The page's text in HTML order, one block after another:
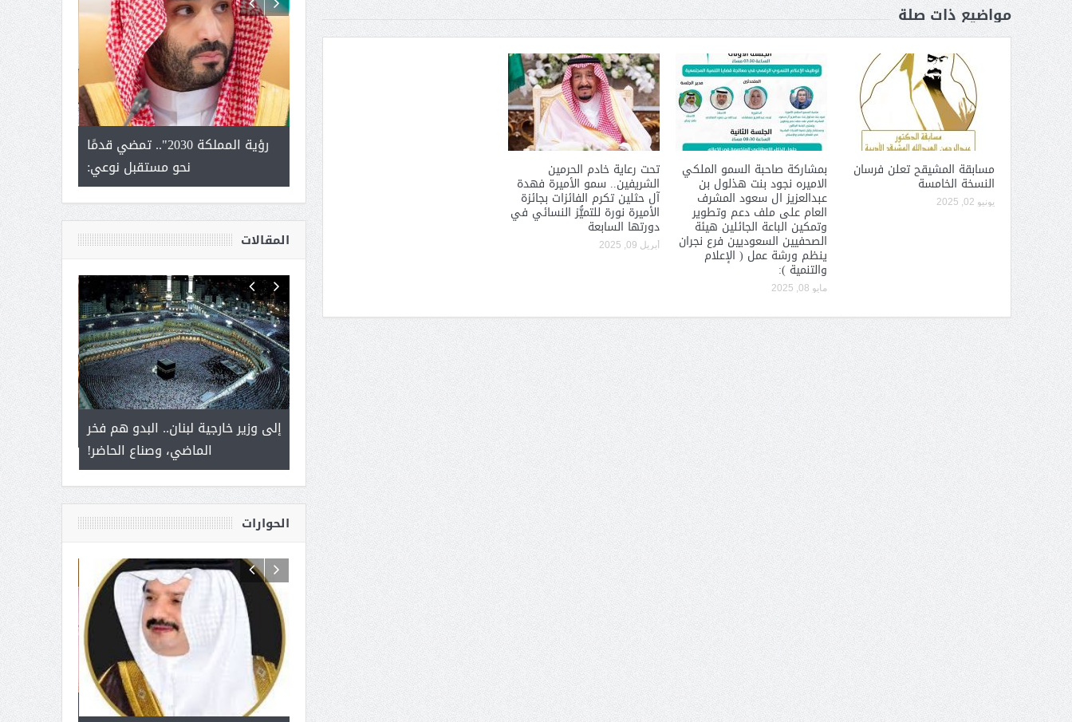
مواضيع ذات صلة
مسابقة المشيقح تعلن فرسان
النسخة الخامسة
يونيو 02, 2025
بمشاركة صاحبة السمو الملكي
الاميره نجود بنت هذلول بن
عبدالعزيز ال سعود المشرف
العام على ملف دعم وتطوير
وتمكين الباعة الجائلين هيئة
الصحفيين السعوديين فرع نجران
ينظم ورشة عمل ( الإعلام
والتنمية ):
مايو 08, 2025
تحت رعاية خادم الحرمين
الشريفين.. سمو الأميرة فهدة
آل حثلين تكرم الفائزات بجائزة
الأميرة نورة للتميُّز النسائي في
دورتها السابعة
أبريل 09, 2025
الشيخ
يحصل على
رؤية المملكة 2030".. تمضي قدمًا
نحو مستقبل نوعي:
المؤشرات الجغرافية للتمور ورشة
عمل ينظمها موسم عنيزة
الشيخ صالح بن حسين آل سلامة
يحصل على الدكتوراة في الإدارة من
أكاديمية(جيت) البريطانية
المقالات
سلمان بن
إلى وزير خارجية لبنان.. البدو هم فخر
الماضي، وصناع الحاضر!
( مشعل بن عبد الله ) .. أمير يحمل
جينات الوطن ويتغذى من عشق
القيادة
حوار يحمل جينات الوطن مع الأمير
مشعل بن عبد الله بن عبد العزيز
( مشعل بن عبد الله ) … عاشق
نجران
عبد العزيز.. ملك القلوب
الحوارات
رئيس غرفة نجران محيميد آل شرمه:
عضو مجلس الشارقة الرياضي
وزير حقوق الإنسان اليمني يؤكد أن
انعقاد ملتقى (الوطن